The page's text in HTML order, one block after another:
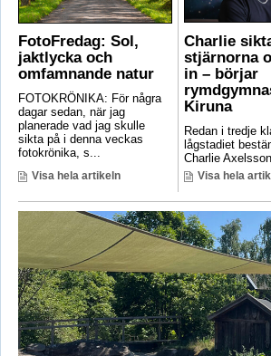
FotoFredag: Sol,
jaktlycka och
omfamnande natur
FOTOKRÖNIKA: För några
dagar sedan, när jag
planerade vad jag skulle
sikta på i denna veckas
fotokrönika, s...
Visa hela artikeln
Charlie
stjärnorna
in – börjar
Kiruna
Redan i tredje
lågstadiet
Charlie
Visa hela